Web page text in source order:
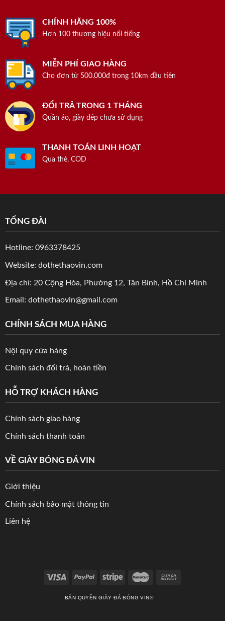
CHÍNH HÃNG 100%
Hơn 100 thương hiệu nổi tiếng
MIỄN PHÍ GIAO HÀNG
Cho đơn từ 500.000đ trong 10km đầu tiên
ĐỔI TRẢ TRONG 1 THÁNG
Quần áo, giày dép chưa sử dụng
THANH TOÁN LINH HOẠT
Qua thẻ, COD
TỔNG ĐÀI
Hotline: 0963378425
Website: dothethaovin.com
Địa chỉ: 20 Cộng Hòa, Phường 12, Tân Bình, Hồ Chí Minh
Email: dothethaovin@gmail.com
CHÍNH SÁCH MUA HÀNG
Nội quy cửa hàng
Chính sách đổi trả, hoàn tiền
HỖ TRỢ KHÁCH HÀNG
Chính sách giao hàng
Chính sách thanh toán
VỀ GIÀY BÓNG ĐÁ VIN
Giới thiệu
Chính sách bảo mật thông tin
Liên hệ
BẢN QUYỀN GIÀY ĐÁ BÓNG VIN®️